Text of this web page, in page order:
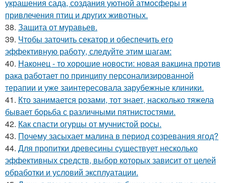
украшения сада, создания уютной атмосферы и
привлечения птиц и других животных.
38. Защита от муравьев.
39. Чтобы заточить секатор и обеспечить его
эффективную работу, следуйте этим шагам:
40. Наконец - то хорошие новости: новая вакцина против
рака работает по принципу персонализированной
терапии и уже заинтересовала зарубежные клиники.
41. Кто занимается розами, тот знает, насколько тяжела
бывает борьба с различными пятнистостями.
42. Как спасти огурцы от мучнистой росы.
43. Почему засыхает малина в период созревания ягод?
44. Для пропитки древесины существует несколько
эффективных средств, выбор которых зависит от целей
обработки и условий эксплуатации.